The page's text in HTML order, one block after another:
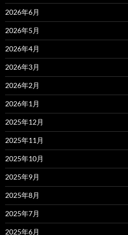
2026年6月
2026年5月
2026年4月
2026年3月
2026年2月
2026年1月
2025年12月
2025年11月
2025年10月
2025年9月
2025年8月
2025年7月
2025年6月